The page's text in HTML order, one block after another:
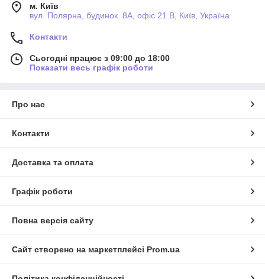
м. Київ
вул. Полярна, будинок. 8А, офіс 21 В, Київ, Україна
Контакти
Сьогодні працює з 09:00 до 18:00
Показати весь графік роботи
Про нас
Контакти
Доставка та оплата
Графік роботи
Повна версія сайту
Сайт створено на маркетплейсі Prom.ua